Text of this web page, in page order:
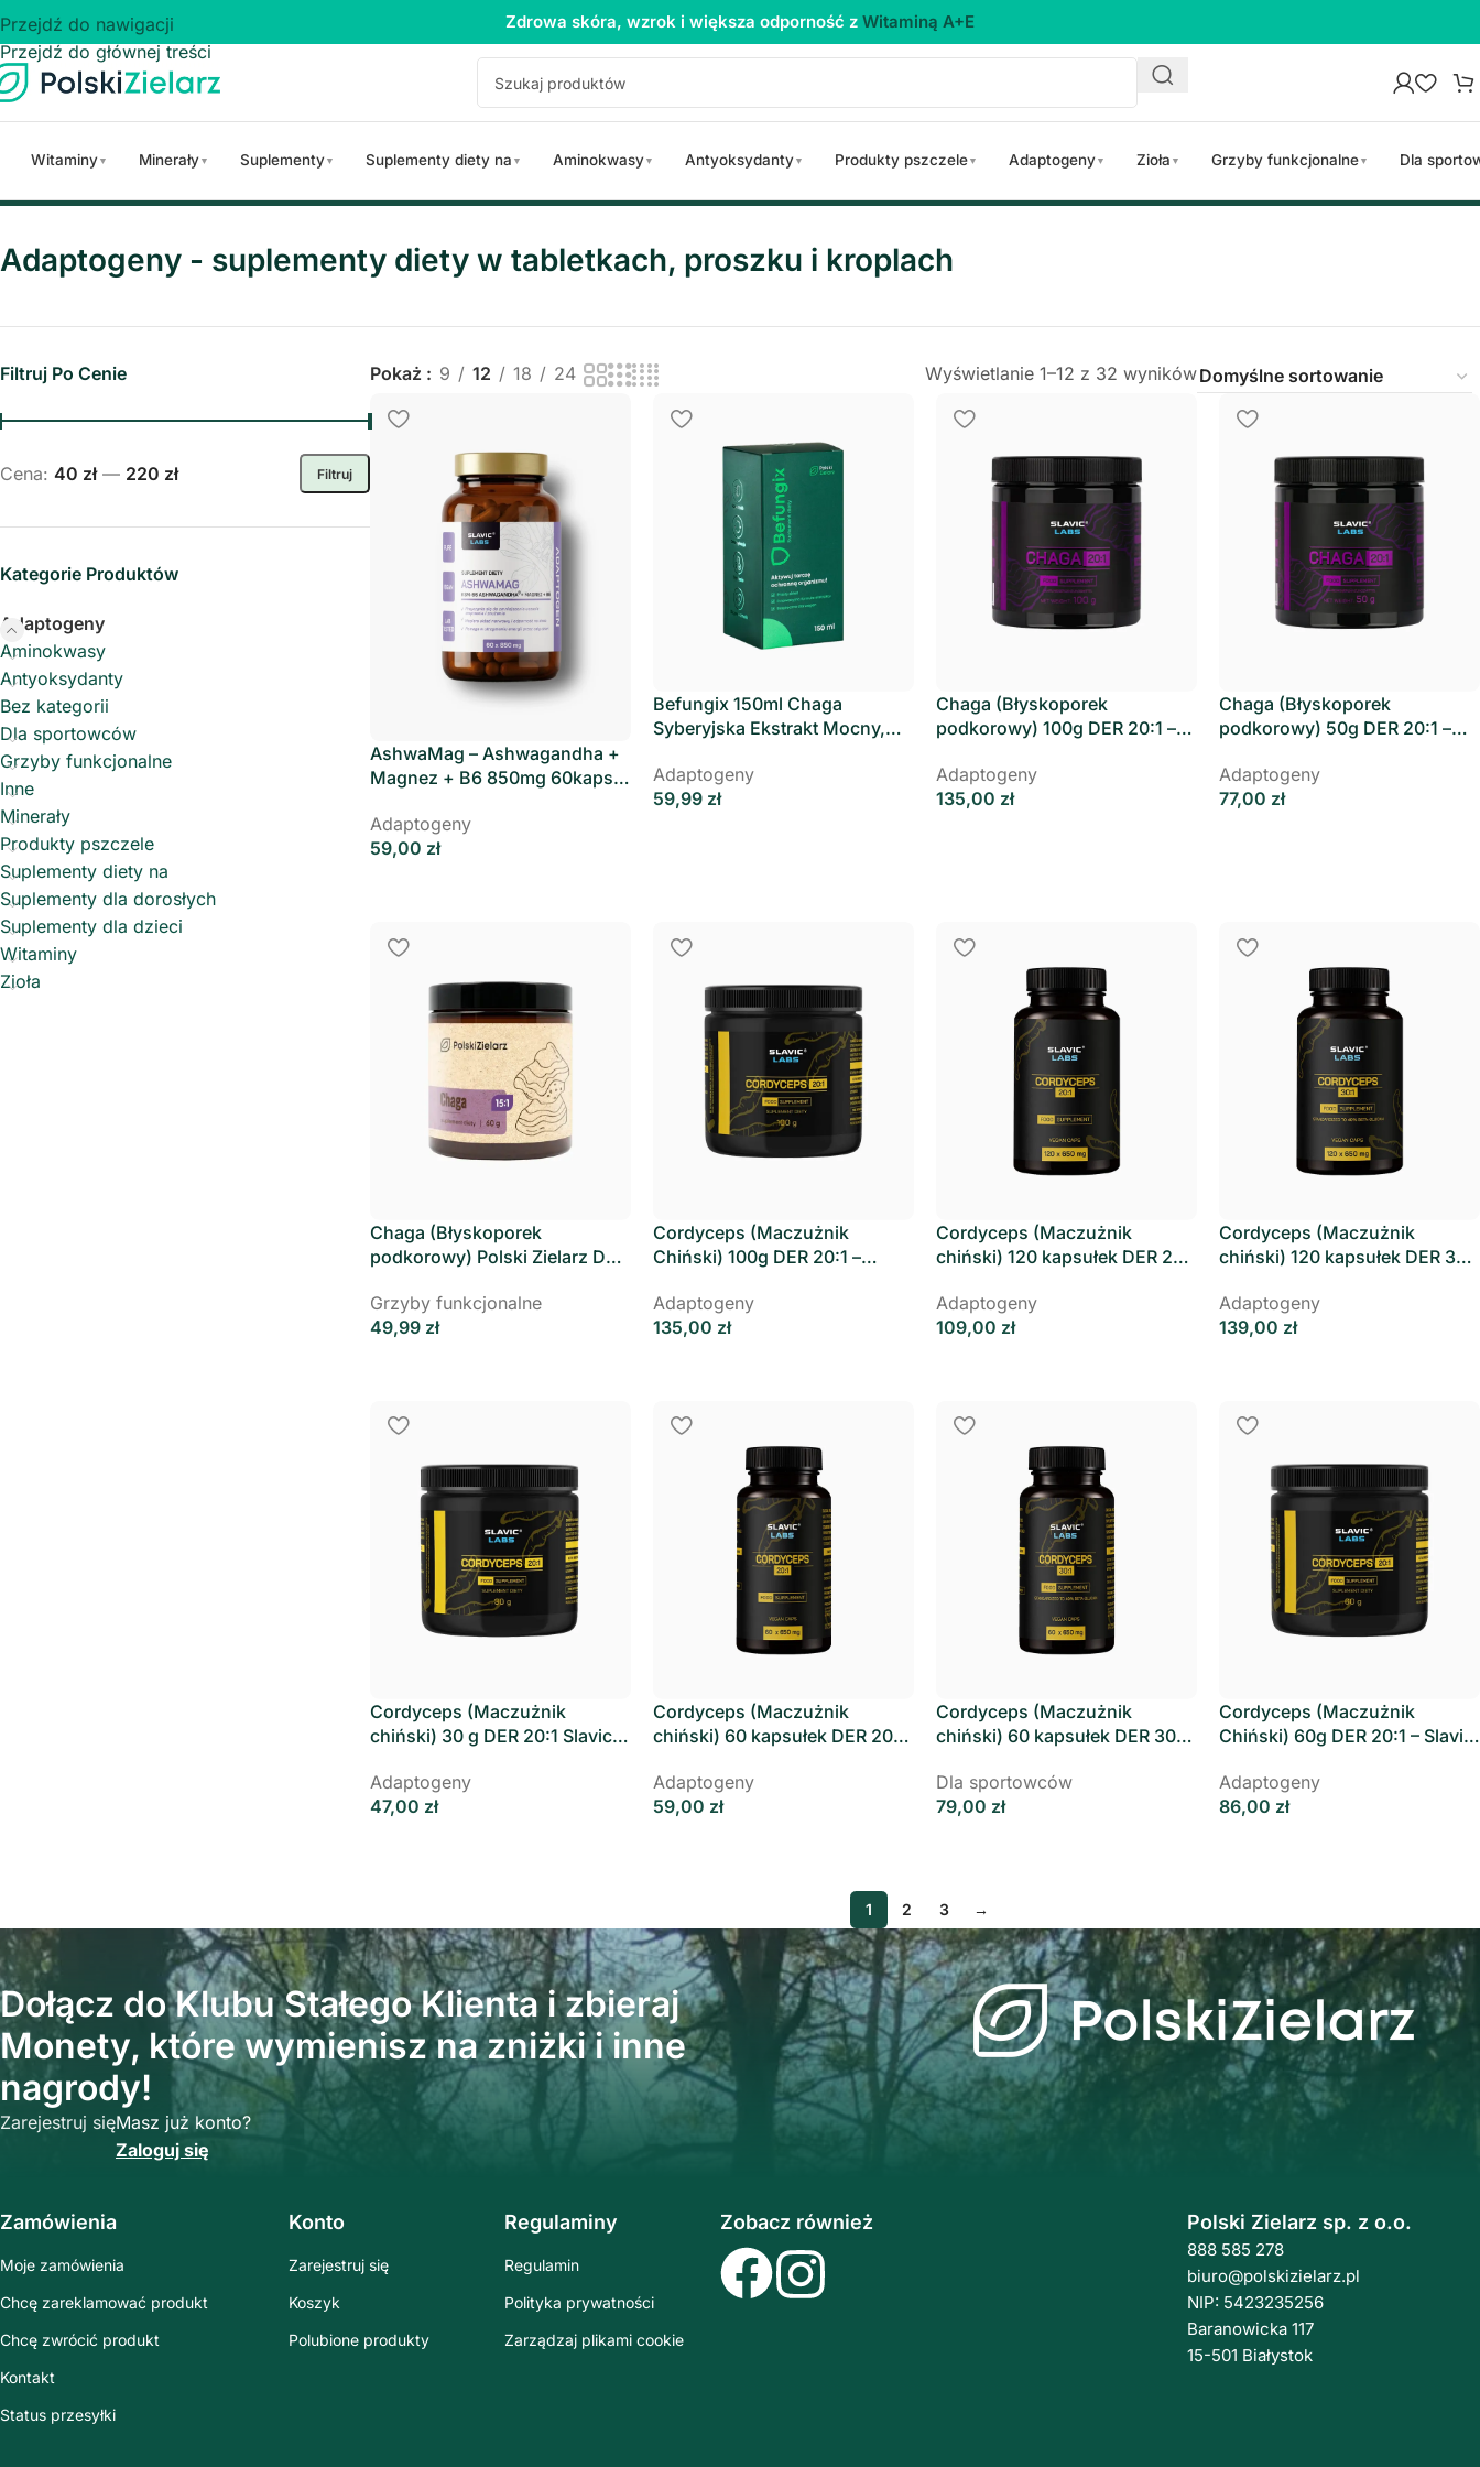
Przejdź do nawigacji
Przejdź do głównej treści
Zdrowa skóra, wzrok i większa odporność z Witaminą A+E
Witaminy▼ Minerały▼ Suplementy▼ Suplementy diety na ▼ Aminokwasy▼ Antyoksydanty▼ Produkty pszczele▼ Adaptogeny▼ Zioła ▼ Grzyby funkcjonalne▼ Dla
Adaptogeny - suplementy diety w tabletkach, proszku i kroplach
Filtruj Po Cenie
Filtruj
Cena: 40 zł— 220 zł
Kategorie Produktów
Adaptogeny
Aminokwasy
Antyoksydanty
Bez kategorii
Dla sportowców
Grzyby funkcjonalne
Inne
Minerały
Produkty pszczele
Suplementy diety na
Suplementy dla dorosłych
Suplementy dla dzieci
Witaminy
Zioła
Pokaż 9 12 18 24 Wyświetlanie 1–12 z 32 wyników
AshwaMag – Ashwagandha +
Magnez + B6 850mg 60kaps
Adaptogeny
59,00 zł
Befungix 150ml Chaga
Syberyjska Ekstrakt Mocny,
Adaptogeny
59,99 zł
Chaga (Błyskoporek
podkorowy) 100g DER 20:1 –
Adaptogeny
135,00 zł
Chaga (Błyskoporek
podkorowy) 50g DER 20:1 –
Adaptogeny
77,00 zł
Chaga (Błyskoporek
podkorowy) Polski Zielarz DER
Grzyby funkcjonalne
49,99 zł
Cordyceps (Maczużnik
Chiński) 100g DER 20:1 –
Adaptogeny
135,00 zł
Cordyceps (Maczużnik
chiński) 120 kapsułek DER 20:1
Adaptogeny
109,00 zł
Cordyceps (Maczużnik
chiński) 120 kapsułek DER 30:1
Adaptogeny
139,00 zł
Cordyceps (Maczużnik
chiński) 30 g DER 20:1 Slavic
Adaptogeny
47,00 zł
Cordyceps (Maczużnik
chiński) 60 kapsułek DER 20:1
Adaptogeny
59,00 zł
Cordyceps (Maczużnik
chiński) 60 kapsułek DER 30:1
Dla sportowców
79,00 zł
Cordyceps (Maczużnik
Chiński) 60g DER 20:1 – Slavic
Adaptogeny
86,00 zł
1 2 3 →
Dołącz do Klubu Stałego Klienta i zbieraj
Monety, które wymienisz na zniżki i inne
nagrody!
Zarejestruj sięMasz już konto?
Zaloguj się
Zamówienia
Moje zamówienia
Chcę zareklamować produkt
Chcę zwrócić produkt
Kontakt
Status przesyłki
Konto
Zarejestruj się
Koszyk
Polubione produkty
Regulaminy
Regulamin
Polityka prywatności
Zarządzaj plikami cookie
Zobacz również Polski Zielarz sp. z o.o.
888 585 278
biuro@polskizielarz.pl
NIP: 5423235256
Baranowicka 117
15-501 Białystok